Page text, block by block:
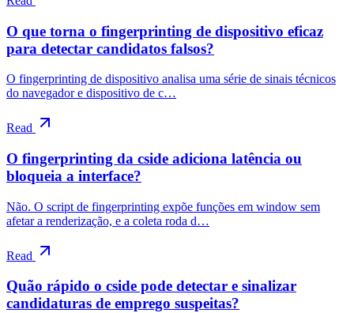
O que torna o fingerprinting de dispositivo eficaz
para detectar candidatos falsos?
O fingerprinting de dispositivo analisa uma série de sinais técnicos
do navegador e dispositivo de c…
Read
O fingerprinting da cside adiciona latência ou
bloqueia a interface?
Não. O script de fingerprinting expõe funções em window sem
afetar a renderização, e a coleta roda d…
Read
Quão rápido o cside pode detectar e sinalizar
candidaturas de emprego suspeitas?